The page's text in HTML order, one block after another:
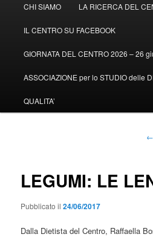
principale
Vai
al
contenuto
CHI SIAMO LA RICERCA DEL
IL CENTRO SU FACEBOOK
GIORNATA DEL CENTRO 2026 – 26
ASSOCIAZIONE per lo STUDIO delle
QUALITA’
←
LEGUMI: LE
Pubblicato il24/06/2017
Dalla Dietista del Centro, Raffaella